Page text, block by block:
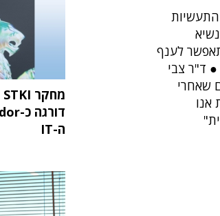
לענף
ד"ר צבי
שאחרי
אנו
ה-IT